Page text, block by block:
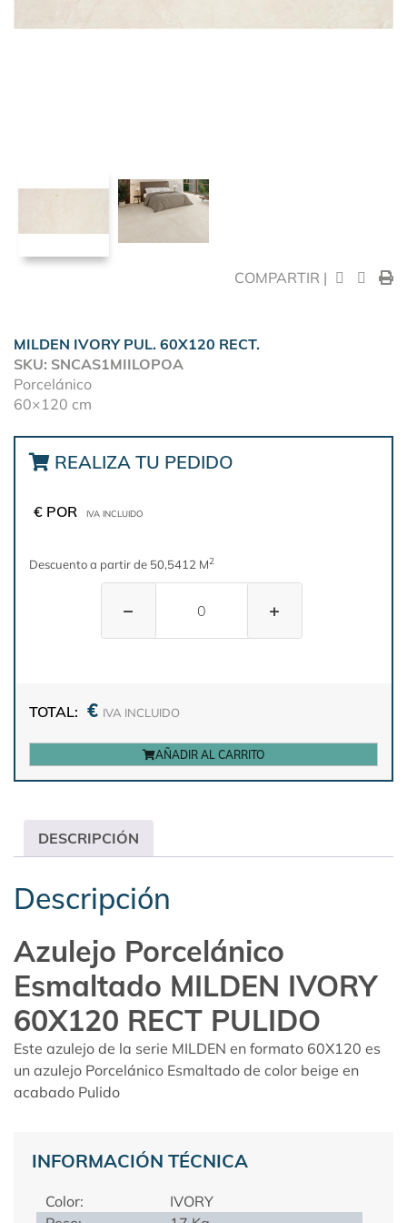
COMPARTIR |
MILDEN IVORY PUL. 60X120 RECT.
SKU: SNCAS1MIILOPOA
Porcelánico
60×120 cm
REALIZA TU PEDIDO
€ POR IVA INCLUIDO
Descuento a partir de 50,5412 M2
− +
TOTAL: € IVA INCLUIDO
AÑADIR AL CARRITO
DESCRIPCIÓN
Descripción
Azulejo Porcelánico
Esmaltado MILDEN IVORY
60X120 RECT PULIDO
Este azulejo de la serie MILDEN en formato 60X120 es
un azulejo Porcelánico Esmaltado de color beige en
acabado Pulido
INFORMACIÓN TÉCNICA
Color:
IVORY